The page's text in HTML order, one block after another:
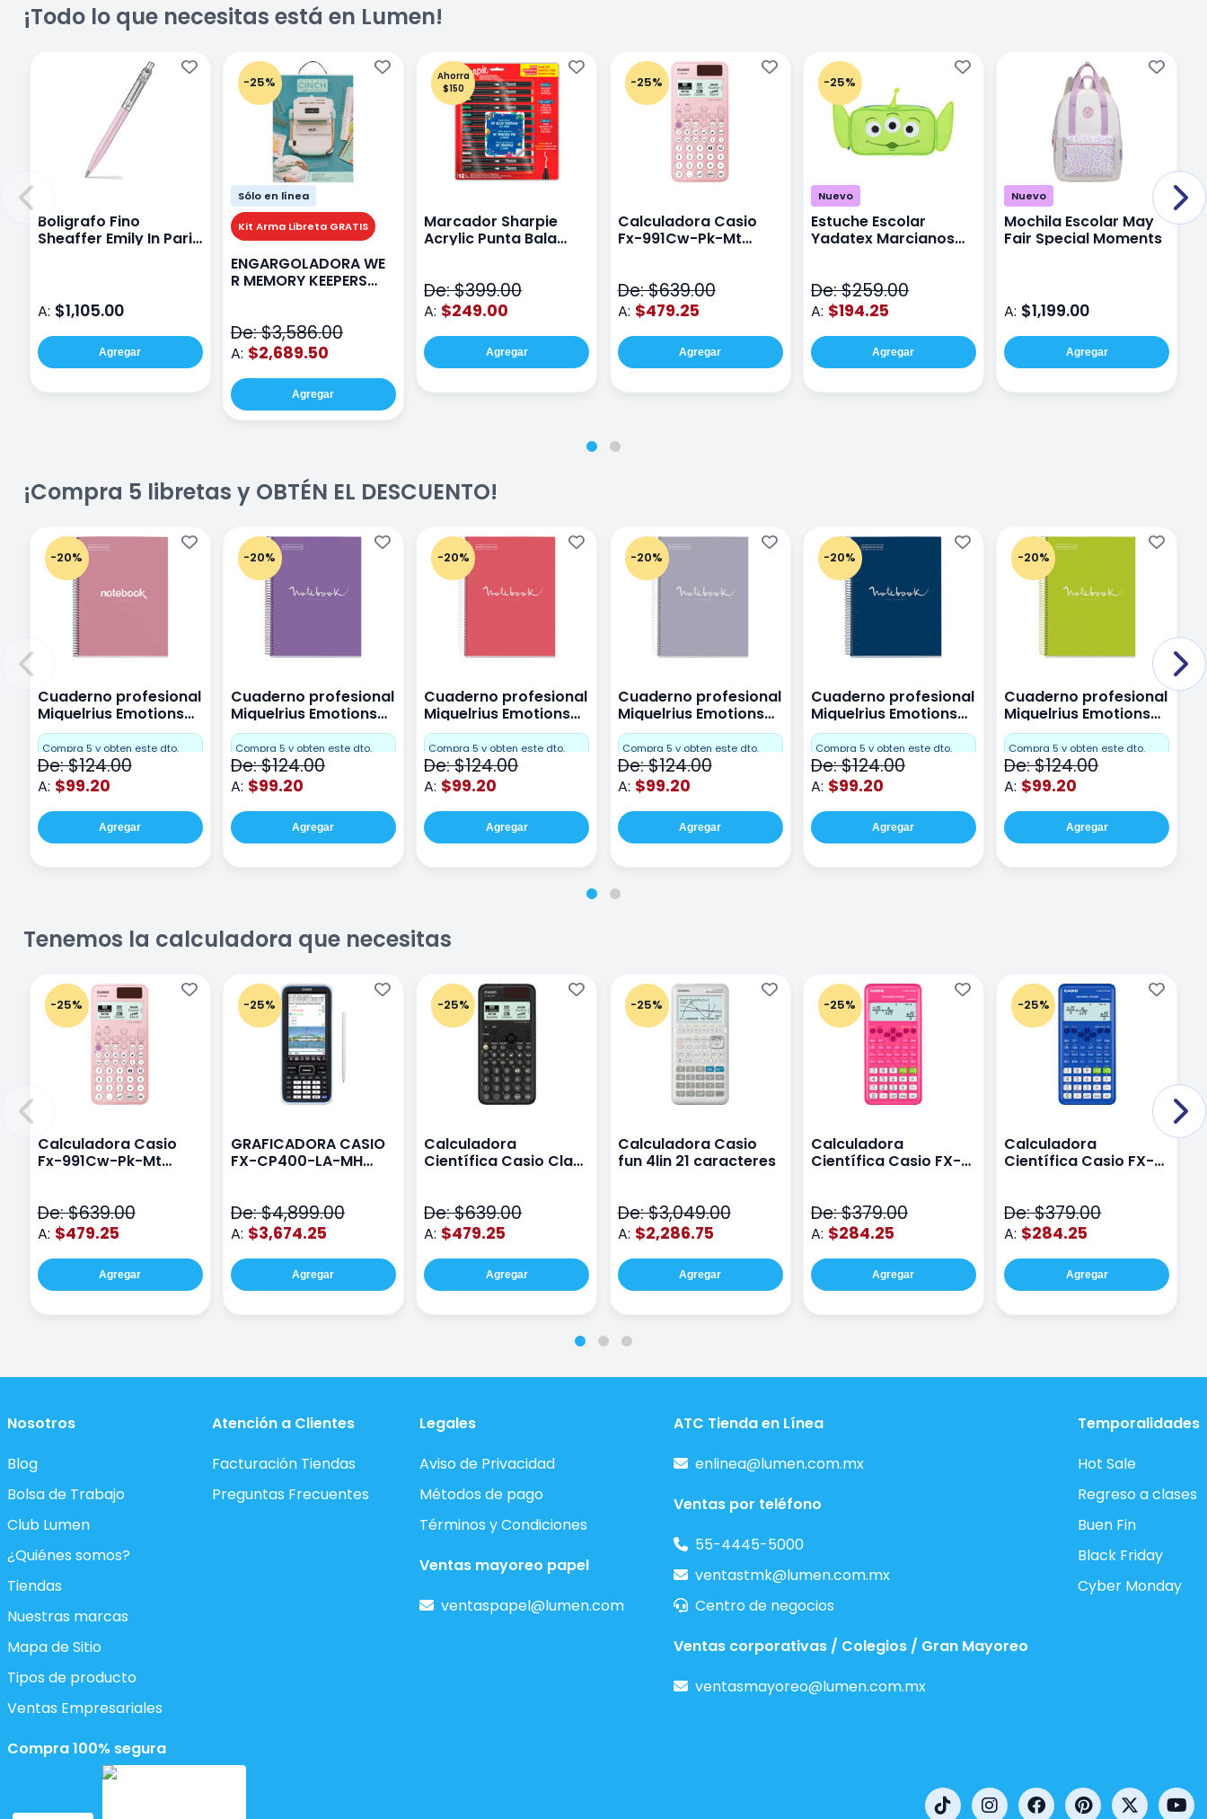
¡Todo lo que necesitas está en Lumen!
Boligrafo Fino
Sheaffer Emily In Paris
A: $1,105.00
Agregar
-25%
Sólo en línea
Kit Arma Libreta GRATIS
ENGARGOLADORA WE
R MEMORY KEEPERS
De: $3,586.00
A: $2,689.50
Agregar
Ahorra
$150
Marcador Sharpie
Acrylic Punta Bala
De: $399.00
A: $249.00
Agregar
-25%
Calculadora Casio
Fx-991Cw-Pk-Mt
De: $639.00
A: $479.25
Agregar
-25%
Nuevo
Estuche Escolar
Yadatex Marcianos
De: $259.00
A: $194.25
Agregar
Nuevo
Mochila Escolar May
Fair Special Moments
A: $1,199.00
Agregar
¡Compra 5 libretas y OBTÉN EL DESCUENTO!
-20%
Cuaderno profesional
Miquelrius Emotions
Cuadro Chico 80
hojas Rosa
Compra 5 y obten este dto.
De: $124.00
A: $99.20
Agregar
-20%
Cuaderno profesional
Miquelrius Emotions
raya 80 hojas Purpura
Compra 5 y obten este dto.
De: $124.00
A: $99.20
Agregar
-20%
Cuaderno profesional
Miquelrius Emotions
raya 80 hojas Coral
Compra 5 y obten este dto.
De: $124.00
A: $99.20
Agregar
-20%
Cuaderno profesional
Miquelrius Emotions
raya 80 hojas Gris
Compra 5 y obten este dto.
De: $124.00
A: $99.20
Agregar
-20%
Cuaderno profesional
Miquelrius Emotions
Dots 80 hojas
Compra 5 y obten este dto.
De: $124.00
A: $99.20
Agregar
-20%
Cuaderno profesional
Miquelrius Emotions
Dots 80 hojas Lima
Compra 5 y obten este dto.
De: $124.00
A: $99.20
Agregar
Tenemos la calculadora que necesitas
-25%
Calculadora Casio
Fx-991Cw-Pk-Mt
De: $639.00
A: $479.25
Agregar
-25%
GRAFICADORA CASIO
FX-CP400-LA-MH
De: $4,899.00
A: $3,674.25
Agregar
-25%
Calculadora
Científica Casio Class
De: $639.00
A: $479.25
Agregar
-25%
Calculadora Casio
fun 4lin 21 caracteres
De: $3,049.00
A: $2,286.75
Agregar
-25%
Calculadora
Científica Casio FX-
De: $379.00
A: $284.25
Agregar
-25%
Calculadora
Científica Casio FX-
De: $379.00
A: $284.25
Agregar
Nosotros
Blog
Bolsa de Trabajo
Club Lumen
¿Quiénes somos?
Tiendas
Nuestras marcas
Mapa de Sitio
Tipos de producto
Ventas Empresariales
Atención a Clientes
Facturación Tiendas
Preguntas Frecuentes
Legales
Aviso de Privacidad
Métodos de pago
Términos y Condiciones
Ventas mayoreo papel
ventaspapel@lumen.com
ATC Tienda en Línea
enlinea@lumen.com.mx
Ventas por teléfono
55-4445-5000
ventastmk@lumen.com.mx
Centro de negocios
Ventas corporativas / Colegios / Gran Mayoreo
ventasmayoreo@lumen.com.mx
Temporalidades
Hot Sale
Regreso a clases
Buen Fin
Black Friday
Cyber Monday
Compra 100% segura